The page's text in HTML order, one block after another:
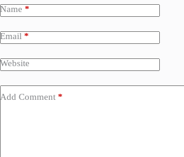
Name *
Email *
Website
Add Comment *